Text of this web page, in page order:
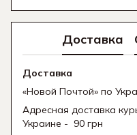
Доставка
Доставка
«Новой Почтой» по
Адресная доставка
Украине - 90 грн